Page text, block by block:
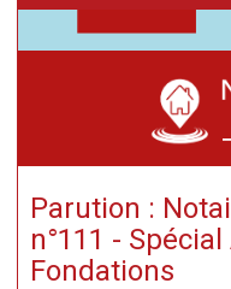
Parution :
n°111 -
Fondations